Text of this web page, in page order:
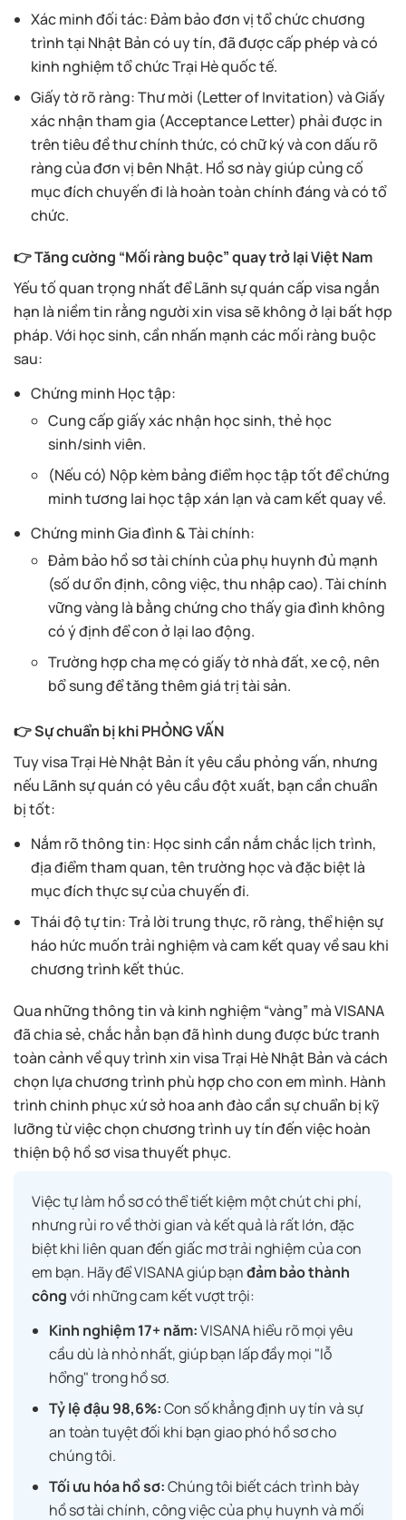
Xác minh đối tác: Đảm bảo đơn vị tổ chức chương
trình tại Nhật Bản có uy tín, đã được cấp phép và có
kinh nghiệm tổ chức Trại Hè quốc tế.
Giấy tờ rõ ràng: Thư mời (Letter of Invitation) và Giấy
xác nhận tham gia (Acceptance Letter) phải được in
trên tiêu đề thư chính thức, có chữ ký và con dấu rõ
ràng của đơn vị bên Nhật. Hồ sơ này giúp củng cố
mục đích chuyến đi là hoàn toàn chính đáng và có tổ
chức.
👉 Tăng cường “Mối ràng buộc” quay trở lại Việt Nam
Yếu tố quan trọng nhất để Lãnh sự quán cấp visa ngắn
hạn là niềm tin rằng người xin visa sẽ không ở lại bất hợp
pháp. Với học sinh, cần nhấn mạnh các mối ràng buộc
sau:
Chứng minh Học tập:
Cung cấp giấy xác nhận học sinh, thẻ học
sinh/sinh viên.
(Nếu có) Nộp kèm bảng điểm học tập tốt để chứng
minh tương lai học tập xán lạn và cam kết quay về.
Chứng minh Gia đình & Tài chính:
Đảm bảo hồ sơ tài chính của phụ huynh đủ mạnh
(số dư ổn định, công việc, thu nhập cao). Tài chính
vững vàng là bằng chứng cho thấy gia đình không
có ý định để con ở lại lao động.
Trường hợp cha mẹ có giấy tờ nhà đất, xe cộ, nên
bổ sung để tăng thêm giá trị tài sản.
👉 Sự chuẩn bị khi PHỎNG VẤN
Tuy visa Trại Hè Nhật Bản ít yêu cầu phỏng vấn, nhưng
nếu Lãnh sự quán có yêu cầu đột xuất, bạn cần chuẩn
bị tốt:
Nắm rõ thông tin: Học sinh cần nắm chắc lịch trình,
địa điểm tham quan, tên trường học và đặc biệt là
mục đích thực sự của chuyến đi.
Thái độ tự tin: Trả lời trung thực, rõ ràng, thể hiện sự
háo hức muốn trải nghiệm và cam kết quay về sau khi
chương trình kết thúc.
Qua những thông tin và kinh nghiệm “vàng” mà VISANA
đã chia sẻ, chắc hẳn bạn đã hình dung được bức tranh
toàn cảnh về quy trình xin visa Trại Hè Nhật Bản và cách
chọn lựa chương trình phù hợp cho con em mình. Hành
trình chinh phục xứ sở hoa anh đào cần sự chuẩn bị kỹ
lưỡng từ việc chọn chương trình uy tín đến việc hoàn
thiện bộ hồ sơ visa thuyết phục.
Việc tự làm hồ sơ có thể tiết kiệm một chút chi phí,
nhưng rủi ro về thời gian và kết quả là rất lớn, đặc
biệt khi liên quan đến giấc mơ trải nghiệm của con
em bạn. Hãy để VISANA giúp bạnđảm bảo thành
côngvới những cam kết vượt trội:
Kinh nghiệm 17+ năm:VISANA hiểu rõ mọi yêu
cầu dù là nhỏ nhất, giúp bạn lấp đầy mọi "lỗ
hổng" trong hồ sơ.
Tỷ lệ đậu 98,6%:Con số khẳng định uy tín và sự
an toàn tuyệt đối khi bạn giao phó hồ sơ cho
chúng tôi.
Tối ưu hóa hồ sơ:Chúng tôi biết cách trình bày
hồ sơ tài chính, công việc của phụ huynh và mối